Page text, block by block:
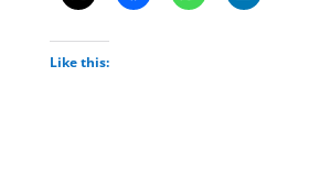
Like this: